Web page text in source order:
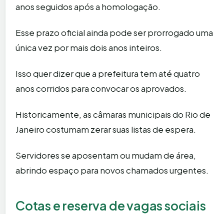
anos seguidos após a homologação.
Esse prazo oficial ainda pode ser prorrogado uma
única vez por mais dois anos inteiros.
Isso quer dizer que a prefeitura tem até quatro
anos corridos para convocar os aprovados.
Historicamente, as câmaras municipais do Rio de
Janeiro costumam zerar suas listas de espera.
Servidores se aposentam ou mudam de área,
abrindo espaço para novos chamados urgentes.
Cotas e reserva de vagas sociais